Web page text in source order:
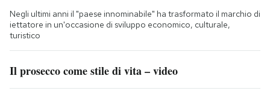
Negli ultimi anni il "paese innominabile" ha trasformato il marchio di
iettatore in un'occasione di sviluppo economico, culturale,
turistico
Il prosecco come stile di vita – video